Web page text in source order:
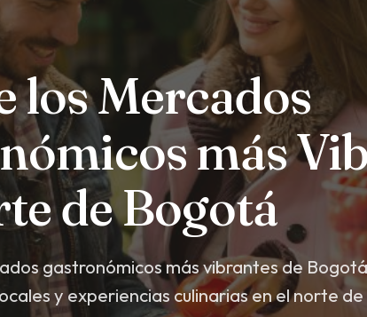
los Mercados
más
de Bogotá
gastronómicos más vibrantes de
y experiencias culinarias en el norte de